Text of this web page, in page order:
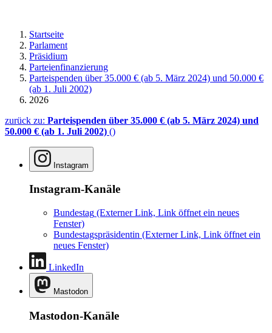
Startseite
Parlament
Präsidium
Parteienfinanzierung
Parteispenden über 35.000 € (ab 5. März 2024) und 50.000 €
(ab 1. Juli 2002)
2026
zurück zu: Parteispenden über 35.000 € (ab 5. März 2024) und
50.000 € (ab 1. Juli 2002) ()
Instagram
Instagram-Kanäle
Bundestag (Externer Link, Link öffnet ein neues
Fenster)
Bundestagspräsidentin (Externer Link, Link öffnet ein
neues Fenster)
LinkedIn
Mastodon
Mastodon-Kanäle